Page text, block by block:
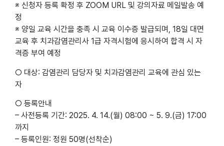
※ 신청자 등록 확정 후 ZOOM URL 및 강의자료 메일발송 예
정
※ 양일 교육 시간을 충족 시 교육 이수증 발급되며, 18일 대면
교육 후 치과감염관리사 1급 자격시험에 응시하여 합격 시 자
격증 부여 예정
○ 대상: 감염관리 담당자 및 치과감염관리 교육에 관심 있는
자
○ 등록안내
– 사전등록 기간: 2025. 4. 14.(월) 08:00 ~ 5. 9.(금) 17:00
까지
– 등록인원: 정원 50명(선착순)